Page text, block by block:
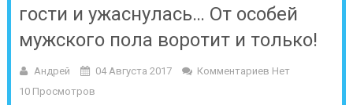
гости и ужаснулась… От особей
мужского пола воротит и только!
Андрей 04 Августа 2017
Комментариев Нет
10 Просмотров